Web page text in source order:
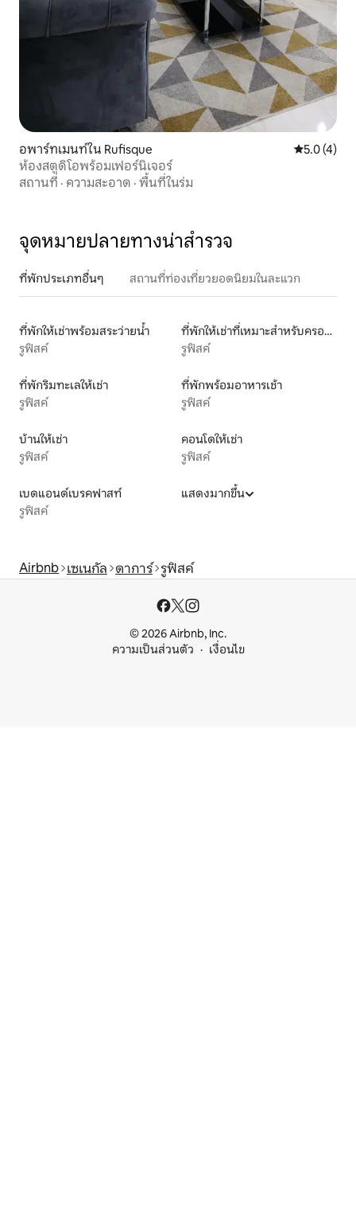
อพาร์ทเมนท์ใน Rufisque คะแนนเฉลี่
5.0 (4)
ห้องสตูดิโอพร้อมเฟอร์นิเจอร์
สถานที่ · ความสะอาด · พื้นที่ในร่ม
จุดหมายปลายทางน่าสำรวจ
ที่พักประเภทอื่นๆ สถานที่ท่องเที่ยวยอดนิยมในละแวก
ที่พักให้เช่าพร้อมสระว่ายน้ำ
รูฟิสค์
ที่พักให้เช่าที่เหมาะสำหรับครอบครัว
รูฟิสค์
ที่พักริมทะเลให้เช่า
รูฟิสค์
ที่พักพร้อมอาหารเช้า
รูฟิสค์
บ้านให้เช่า
รูฟิสค์
คอนโดให้เช่า
รูฟิสค์
เบดแอนด์เบรคฟาสท์
รูฟิสค์
แสดงมากขึ้น
Airbnb เซเนกัล ดาการ์ รูฟิสค์
© 2026 Airbnb, Inc.
ความเป็นส่วนตัว
เงื่อนไข